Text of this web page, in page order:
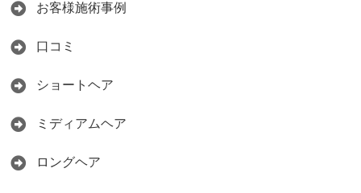
お客様施術事例
口コミ
ショートヘア
ミディアムヘア
ロングヘア